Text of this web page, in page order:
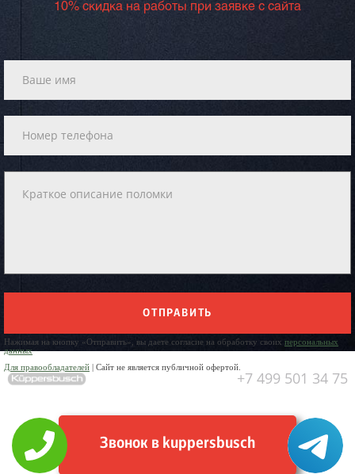
10% скидка на работы при заявке с сайта
ОТПРАВИТЬ
Нажимая на кнопку «Отправить», вы даете согласие на обработку своих персональных
данных
Для правообладателей | Сайт не является публичной офертой.
+7 499 501 34 75
Звонок в kuppersbusch